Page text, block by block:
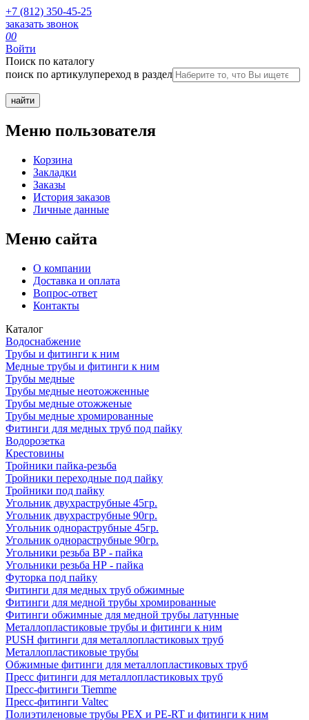
+7 (812) 350-45-25
заказать звонок
00
Войти
Поиск по каталогу
поиск по артикулупереход в раздел
Меню пользователя
Корзина
Закладки
Заказы
История заказов
Личные данные
Меню сайта
О компании
Доставка и оплата
Вопрос-ответ
Контакты
Каталог
Водоснабжение
Трубы и фитинги к ним
Медные трубы и фитинги к ним
Трубы медные
Трубы медные неотожженные
Трубы медные отожженые
Трубы медные хромированные
Фитинги для медных труб под пайку
Водорозетка
Крестовины
Тройники пайка-резьба
Тройники переходные под пайку
Тройники под пайку
Угольник двухраструбные 45гр.
Угольник двухраструбные 90гр.
Угольник однораструбные 45гр.
Угольник однораструбные 90гр.
Угольники резьба ВР - пайка
Угольники резьба НР - пайка
Футорка под пайку
Фитинги для медных труб обжимные
Фитинги для медной трубы хромированные
Фитинги обжимные для медной трубы латунные
Металлопластиковые трубы и фитинги к ним
PUSH фитинги для металлопластиковых труб
Металлопластиковые трубы
Обжимные фитинги для металлопластиковых труб
Пресс фитинги для металлопластиковых труб
Пресс-фитинги Tiemme
Пресс-фитинги Valtec
Полиэтиленовые трубы PEX и PE-RT и фитинги к ним